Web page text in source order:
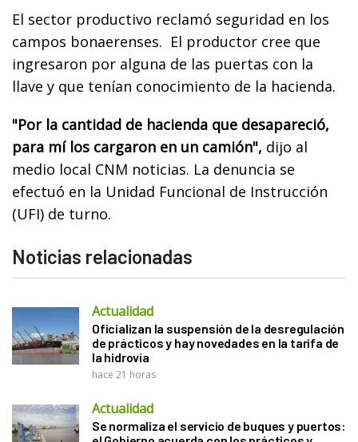
El sector productivo reclamó seguridad en los
campos bonaerenses. El productor cree que
ingresaron por alguna de las puertas con la
llave y que tenían conocimiento de la hacienda.
"Por la cantidad de hacienda que desapareció,
para mí los cargaron en un camión", dijo al
medio local CNM noticias. La denuncia se
efectuó en la Unidad Funcional de Instrucción
(UFI) de turno.
Noticias relacionadas
Actualidad
Oficializan la suspensión de la desregulación
de prácticos y hay novedades en la tarifa de
la hidrovía
hace 21 horas
Actualidad
Se normaliza el servicio de buques y puertos: